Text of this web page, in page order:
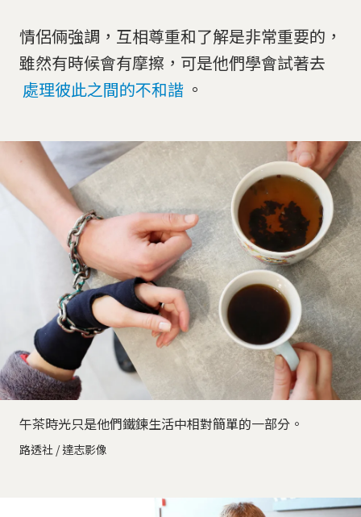
情侶倆強調，互相尊重和了解是非常重要的，
雖然有時候會有摩擦，可是他們學會試著去
處理彼此之間的不和諧 。
午茶時光只是他們鐵鍊生活中相對簡單的一部分。
路透社 / 達志影像